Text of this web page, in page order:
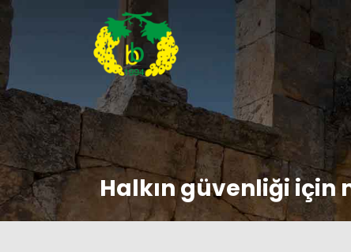
Halkın güvenliği için